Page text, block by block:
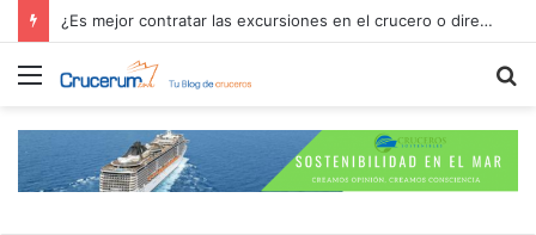
Explora Journeys y el F1 Paddock Club: lujo, velocidad y mar
Menú